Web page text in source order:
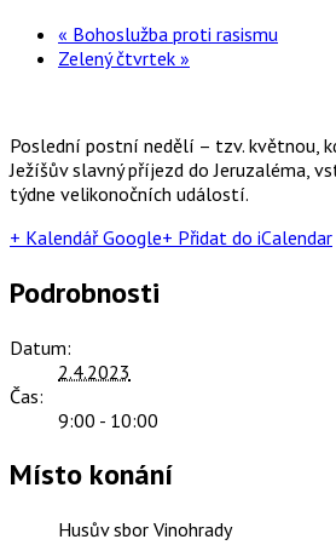
« Bohoslužba proti rasismu
Zelený čtvrtek »
Poslední postní nedělí – tzv. květnou,
Ježíšův slavný příjezd do Jeruzaléma,
týdne velikonočních událostí.
+ Kalendář Google+ Přidat do iCalendar
Podrobnosti
Datum:
2.4.2023
Čas:
9:00 - 10:00
Místo konání
Husův sbor Vinohrady